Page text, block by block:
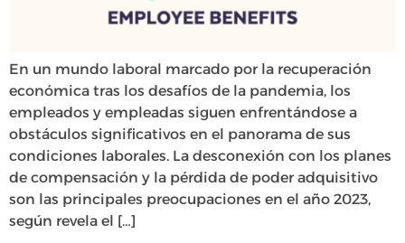
En un mundo laboral marcado por la recuperación
económica tras los desafíos de la pandemia, los
empleados y empleadas siguen enfrentándose a
obstáculos significativos en el panorama de sus
condiciones laborales. La desconexión con los planes
de compensación y la pérdida de poder adquisitivo
son las principales preocupaciones en el año 2023,
según revela el […]